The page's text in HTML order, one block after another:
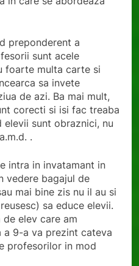
preponderent a
sunt acele
foarte multa carte si
sa invete
de azi. Ba mai mult,
corecti si isi fac treaba
elevii sunt obraznici, nu
.
intra in invatamant in
vedere bagajul de
mai bine zis nu il au si
sa educe elevii.
elev care am
a 9-a va prezint cateva
profesorilor in mod